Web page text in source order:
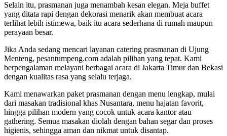
Selain itu, prasmanan juga menambah kesan elegan. Meja buffet
yang ditata rapi dengan dekorasi menarik akan membuat acara
terlihat lebih istimewa, baik itu acara sederhana di rumah maupun
perayaan besar.
Jika Anda sedang mencari layanan catering prasmanan di Ujung
Menteng, pesantumpeng.com adalah pilihan yang tepat. Kami
berpengalaman melayani berbagai acara di Jakarta Timur dan Bekasi
dengan kualitas rasa yang selalu terjaga.
Kami menawarkan paket prasmanan dengan menu lengkap, mulai
dari masakan tradisional khas Nusantara, menu hajatan favorit,
hingga pilihan modern yang cocok untuk acara kantor atau
gathering. Semua masakan diolah dengan bahan segar dan proses
higienis, sehingga aman dan nikmat untuk disantap.